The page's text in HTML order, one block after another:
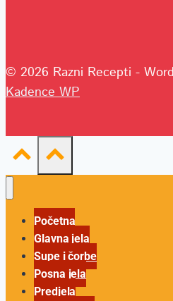
© 2026 Razni Recepti -
Kadence WP
Početna
Glavna jela
Supe i čorbe
Posna jela
Predjela